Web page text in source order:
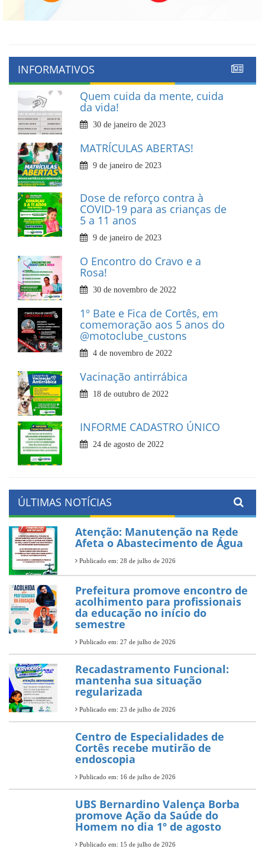
INFORMATIVOS
Quem cuida da mente, cuida
da vida!
30 de janeiro de 2023
MATRÍCULAS ABERTAS!
9 de janeiro de 2023
Dose de reforço contra à
COVID-19 para as crianças de
5 a 11 anos
9 de janeiro de 2023
O Encontro do Cravo e a
Rosa!
30 de novembro de 2022
1º Bate e Fica de Cortês, em
comemoração aos 5 anos do
@motoclube_custons
4 de novembro de 2022
Vacinação antirrábica
18 de outubro de 2022
INFORME CADASTRO ÚNICO
24 de agosto de 2022
ÚLTIMAS NOTÍCIAS
Atenção: Manutenção na Rede
Afeta o Abastecimento de Água
Publicado em: 28 de julho de 2026
Prefeitura promove encontro de
acolhimento para profissionais
da educação no início do
semestre
Publicado em: 27 de julho de 2026
Recadastramento Funcional:
mantenha sua situação
regularizada
Publicado em: 23 de julho de 2026
Centro de Especialidades de
Cortês recebe mutirão de
endoscopia
Publicado em: 16 de julho de 2026
UBS Bernardino Valença Borba
promove Ação da Saúde do
Homem no dia 1º de agosto
Publicado em: 15 de julho de 2026